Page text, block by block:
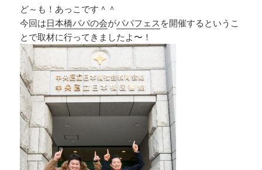
ど～も！あっこです＾＾
今回は日本橋パパの会がパパフェス を開催するというこ
とで取材に行ってきましたよ〜！